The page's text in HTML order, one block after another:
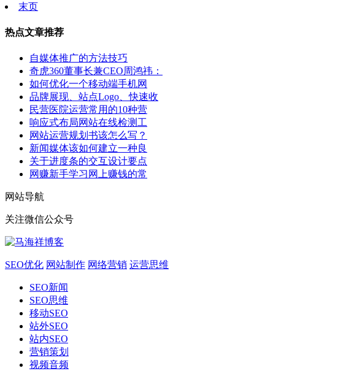
末页
热点文章推荐
自媒体推广的方法技巧
奇虎360董事长兼CEO周鸿祎：
如何优化一个移动端手机网
品牌展现、站点Logo、快速收
民营医院运营常用的10种营
响应式布局网站在线检测工
网站运营规划书该怎么写？
新闻媒体该如何建立一种良
关于进度条的交互设计要点
网赚新手学习网上赚钱的常
网站导航
关注微信公众号
SEO优化 网站制作 网络营销 运营思维
SEO新闻
SEO思维
移动SEO
站外SEO
站内SEO
营销策划
视频音频